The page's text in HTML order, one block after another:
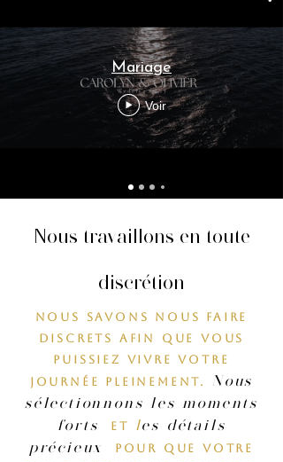
Mariage
Voir
Nous travaillons en toute
discrétion
Nous savons nous faire
discrets afin que vous
puissiez vivre votre
journée pleinement. Nous
sélectionnons les moments
forts
et les détails
précieux
pour que votre